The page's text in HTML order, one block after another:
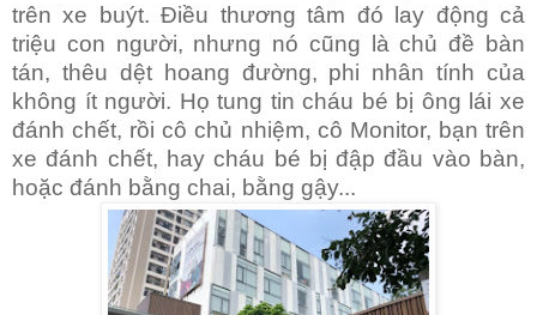
trên xe buýt. Điều thương tâm đó lay động cả
triệu con người, nhưng nó cũng là chủ đề bàn
tán, thêu dệt hoang đường, phi nhân tính của
không ít người. Họ tung tin cháu bé bị ông lái xe
đánh chết, rồi cô chủ nhiệm, cô Monitor, bạn trên
xe đánh chết, hay cháu bé bị đập đầu vào bàn,
hoặc đánh bằng chai, bằng gậy...